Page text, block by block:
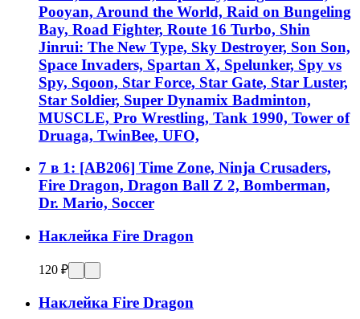
Pooyan, Around the World, Raid on Bungeling
Bay, Road Fighter, Route 16 Turbo, Shin
Jinrui: The New Type, Sky Destroyer, Son Son,
Space Invaders, Spartan X, Spelunker, Spy vs
Spy, Sqoon, Star Force, Star Gate, Star Luster,
Star Soldier, Super Dynamix Badminton,
MUSCLE, Pro Wrestling, Tank 1990, Tower of
Druaga, TwinBee, UFO,
7 в 1: [AB206] Time Zone, Ninja Crusaders,
Fire Dragon, Dragon Ball Z 2, Bomberman,
Dr. Mario, Soccer
Наклейка Fire Dragon
120 ₽
Наклейка Fire Dragon